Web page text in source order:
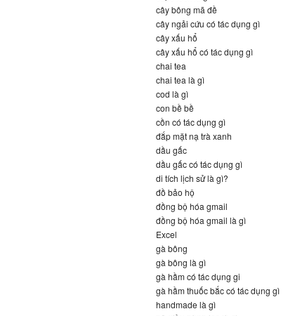
cây bông mã đề
cây ngải cứu có tác dụng gì
cây xấu hổ
cây xấu hổ có tác dụng gì
chai tea
chai tea là gì
cod là gì
con bề bề
cồn có tác dụng gì
đắp mặt nạ trà xanh
dầu gấc
dầu gấc có tác dụng gì
di tích lịch sử là gì?
đồ bảo hộ
đồng bộ hóa gmail
đồng bộ hóa gmail là gì
Excel
gà bông
gà bông là gì
gà hầm có tác dụng gi
gà hầm thuốc bắc có tác dụng gì
handmade là gì